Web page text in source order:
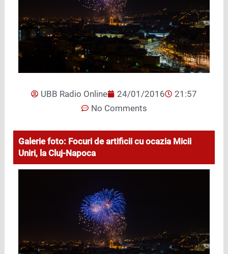
UBB Radio Online 24/01/2016
21:57
No Comments
Galerie foto: Focuri de artificii cu ocazia Micii
Uniri, la Cluj-Napoca